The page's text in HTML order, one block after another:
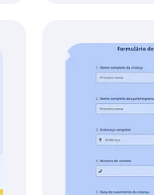
gratuito e
opções de
codificação
formulário